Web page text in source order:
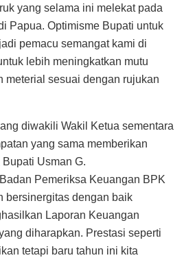
yang selama ini melekat pada
Papua. Optimisme Bupati untuk
pemacu semangat kami di
lebih meningkatkan mutu
meterial sesuai dengan rujukan
diwakili Wakil Ketua sementara
yang sama memberikan
Usman G.
Pemeriksa Keuangan BPK
bersinergitas dengan baik
Laporan Keuangan
diharapkan. Prestasi seperti
tetapi baru tahun ini kita